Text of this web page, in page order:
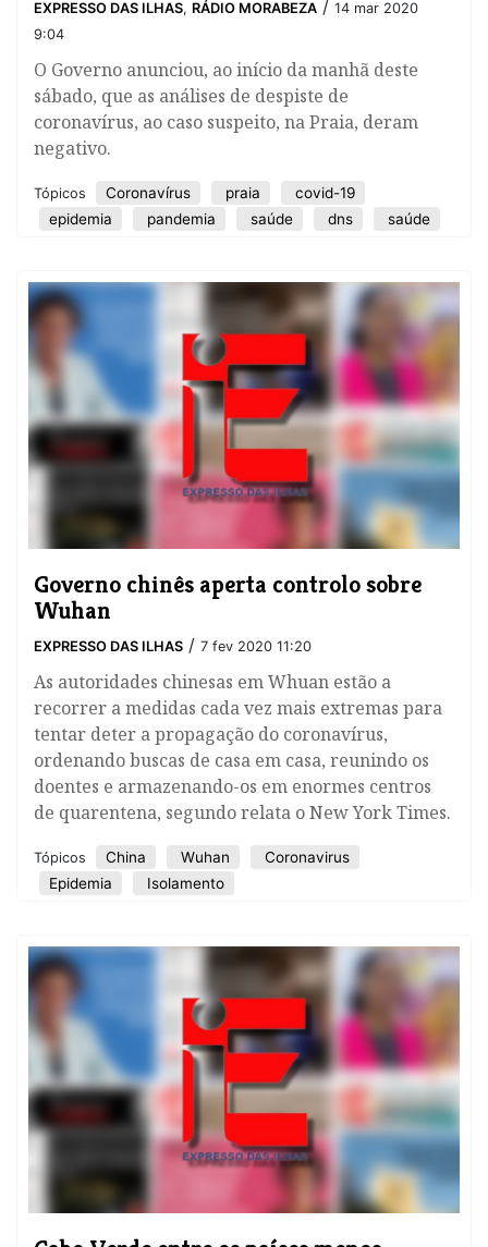
EXPRESSO DAS ILHAS, RÁDIO MORABEZA / 14 mar 2020
9:04
O Governo anunciou, ao início da manhã deste
sábado, que as análises de despiste de
coronavírus, ao caso suspeito, na Praia, deram
negativo.
Tópicos Coronavírus praia
covid-19
epidemia
pandemia saúde dns saúde
Governo chinês aperta controlo sobre
Wuhan
EXPRESSO DAS ILHAS / 7 fev 2020 11:20
As autoridades chinesas em Whuan estão a
recorrer a medidas cada vez mais extremas para
tentar deter a propagação do coronavírus,
ordenando buscas de casa em casa, reunindo os
doentes e armazenando-os em enormes centros
de quarentena, segundo relata o New York Times.
Tópicos China Wuhan
Coronavirus
Epidemia
Isolamento